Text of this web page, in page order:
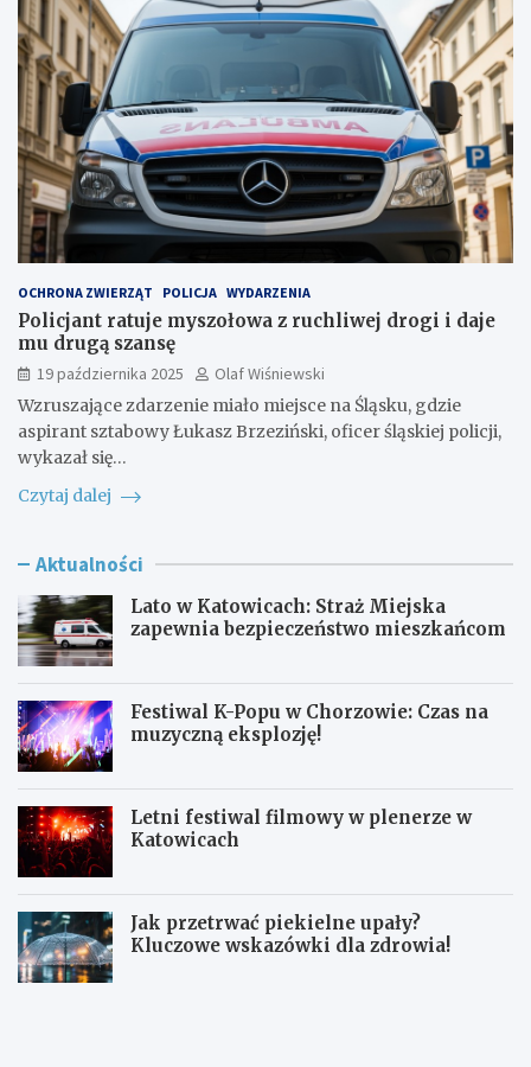
OCHRONA ZWIERZĄT POLICJA WYDARZENIA
Policjant ratuje myszołowa z ruchliwej drogi i daje
mu drugą szansę
19 października 2025
Olaf Wiśniewski
Wzruszające zdarzenie miało miejsce na Śląsku, gdzie
aspirant sztabowy Łukasz Brzeziński, oficer śląskiej policji,
wykazał się…
Czytaj dalej
Aktualności
Lato w Katowicach: Straż Miejska
zapewnia bezpieczeństwo mieszkańcom
Festiwal K-Popu w Chorzowie: Czas na
muzyczną eksplozję!
Letni festiwal filmowy w plenerze w
Katowicach
Jak przetrwać piekielne upały?
Kluczowe wskazówki dla zdrowia!
L
F